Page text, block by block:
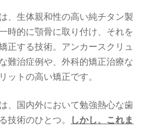
、生体親和性の高い純チタン製
時的に顎骨に取り付け、それを
正する技術。アンカースクリュ
難治症例や、外科的矯正治療な
ットの高い矯正です。
、国内外において勉強熱心な歯
技術のひとつ。
しかし、これま